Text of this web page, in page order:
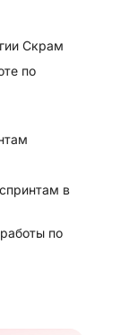
Скрам
по
в
по